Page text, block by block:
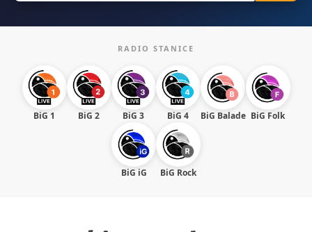
RADIO STANICE
BiG 1 BiG 2 BiG 3 BiG 4 BiG Balade BiG Folk
BiG iG BiG Rock